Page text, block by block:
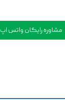
مشاوره رایگان واتس اپ